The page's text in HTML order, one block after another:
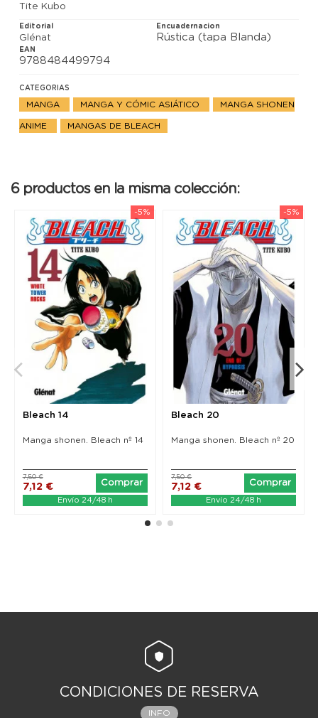
Tite Kubo
Editorial
Glénat
Encuadernacion
Rústica (tapa Blanda)
EAN
9788484499794
CATEGORIAS
MANGA MANGA Y CÓMIC ASIÁTICO MANGA SHONEN
ANIME MANGAS DE BLEACH
6 productos en la misma colección:
-5%
Bleach 14
Manga shonen. Bleach nº 14
7,12 €
7,50 €
Comprar
Envío 24/48 h
-5%
Bleach 20
Manga shonen. Bleach nº 20
7,12 €
7,50 €
Comprar
Envío 24/48 h
CONDICIONES DE RESERVA
INFO